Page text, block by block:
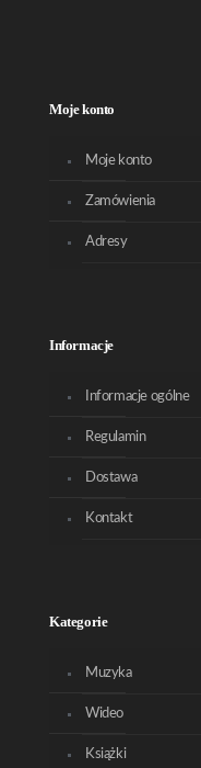
Moje konto
Moje konto
Zamówienia
Adresy
Informacje
Informacje ogólne
Regulamin
Dostawa
Kontakt
Kategorie
Muzyka
Wideo
Książki